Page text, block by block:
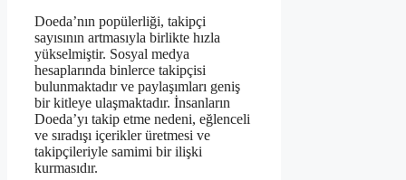
Doeda’nın popülerliği, takipçi
sayısının artmasıyla birlikte hızla
yükselmiştir. Sosyal medya
hesaplarında binlerce takipçisi
bulunmaktadır ve paylaşımları geniş
bir kitleye ulaşmaktadır. İnsanların
Doeda’yı takip etme nedeni, eğlenceli
ve sıradışı içerikler üretmesi ve
takipçileriyle samimi bir ilişki
kurmasıdır.